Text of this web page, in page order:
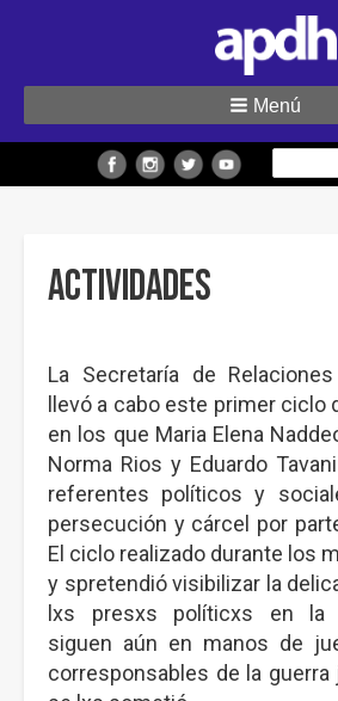
Menú
Actividades
La Secretaría de
llevó a cabo este primer ciclo
en los que Maria Elena
Norma Rios y Eduardo
referentes políticos y
persecución y cárcel por
El ciclo realizado durante los
y spretendió visibilizar la
lxs presxs políticxs en la
siguen aún en manos de
corresponsables de la guerra